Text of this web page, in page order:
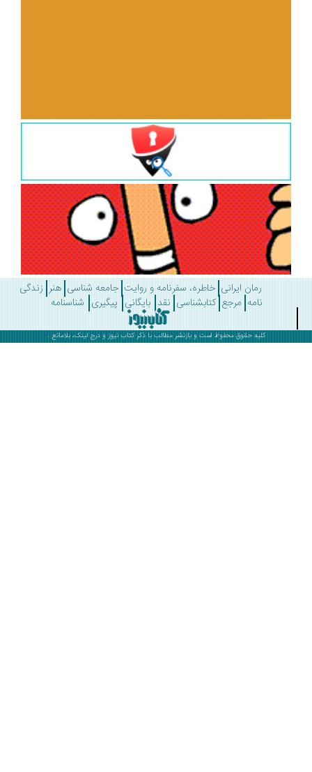
رمان ایرانی خاطره، سفرنامه و روایت جامعه شناسی هنر زندگی
مرجع کتابشناسی نقد بایگانی پیگیری شناسنامه
کلیه حقوق محفوظ است و بازنشر مطالب با ذکرکتاب نیوزو درج لینک، بلامانع .